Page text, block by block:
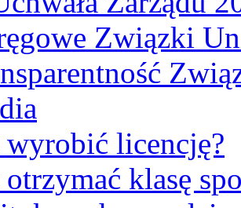
Związki
wyrobić licencję?
otrzymać klasę